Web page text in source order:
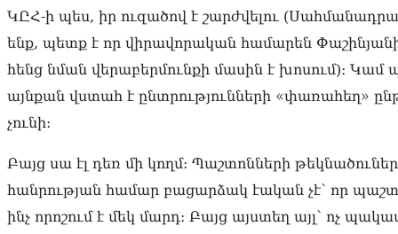
ԿԸՀ-ի պես, իր ուզածով է շարժվելու
ենք, պետք է որ վիրավորական համարեն
հենց նման վերաբերմունքի մասին է խոսում)։ Կամ
այնքան վստահ է ընտրությունների «փառահեղ»
չունի:
Բայց սա էլ դեռ մի կողմ: Պաշտոնների
հանրության համար բացարձակ էական չէ՝ որ
ինչ որոշում է մեկ մարդ: Բայց այստեղ այլ՝ ոչ